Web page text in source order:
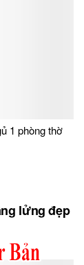
1 phòng thờ
lửng đẹp